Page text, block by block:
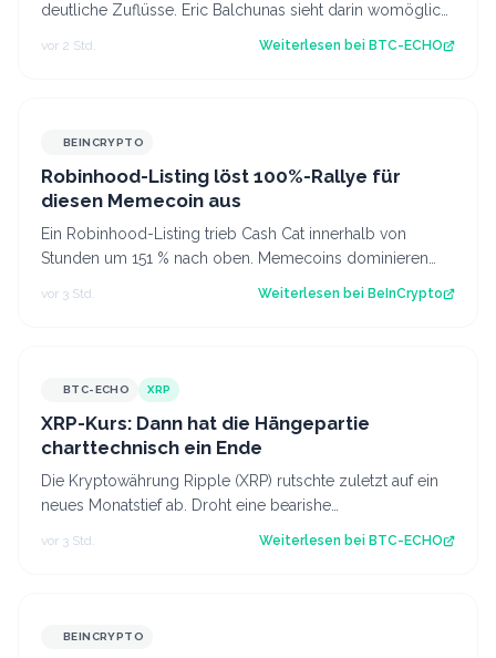
deutliche Zuflüsse. Eric Balchunas sieht darin womöglich
einen Vertrauensgewinn. Source:…
vor 2 Std. Weiterlesen bei BTC-ECHO
BEINCRYPTO
Robinhood-Listing löst 100%-Rallye für
diesen Memecoin aus
Ein Robinhood-Listing trieb Cash Cat innerhalb von
Stunden um 151 % nach oben. Memecoins dominieren
vor 3 Std. Weiterlesen bei BeInCrypto
BTC-ECHO XRP
XRP-Kurs: Dann hat die Hängepartie
charttechnisch ein Ende
Die Kryptowährung Ripple (XRP) rutschte zuletzt auf ein
neues Monatstief ab. Droht eine bearishe
vor 3 Std. Weiterlesen bei BTC-ECHO
BEINCRYPTO